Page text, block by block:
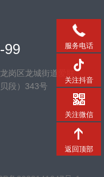
99
岗区龙城街道爱联
段）343号
服务电话
关注抖音
关注微信
返回顶部